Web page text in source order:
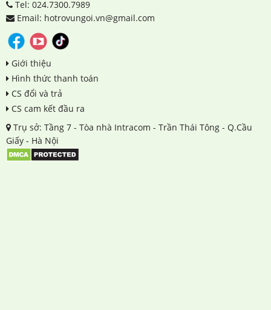
Tel: 024.7300.7989
Email: hotrovungoi.vn@gmail.com
Giới thiệu
Hình thức thanh toán
CS đổi và trả
CS cam kết đầu ra
Trụ sở: Tầng 7 - Tòa nhà Intracom - Trần Thái Tông - Q.Cầu
Giấy - Hà Nội